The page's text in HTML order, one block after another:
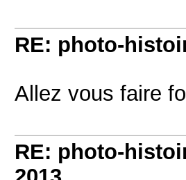
RE: photo-
Allez vous faire
RE: photo-